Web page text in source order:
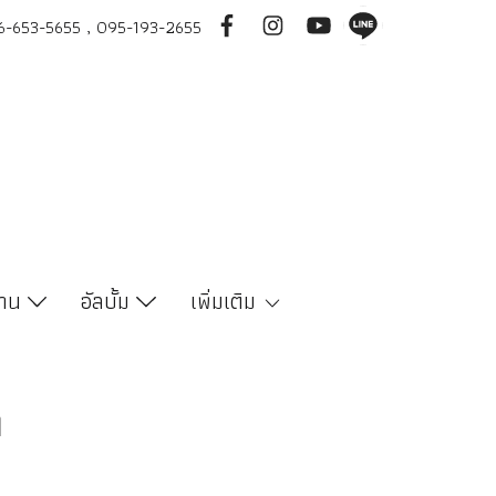
5655 , 095-193-2655
น อัลบั้ม เพิ่มเติม